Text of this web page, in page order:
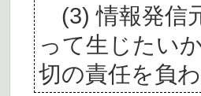
(3) 情報発信
って生じたい
切の責任を負